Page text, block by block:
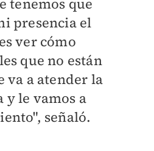
tenemos que
presencia el
ver cómo
que no están
va a atender la
y le vamos a
señaló.